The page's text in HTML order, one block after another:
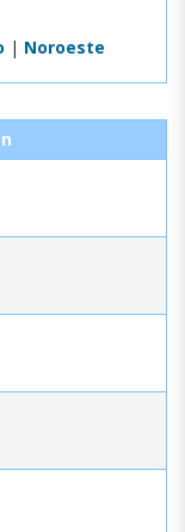
| Noroeste